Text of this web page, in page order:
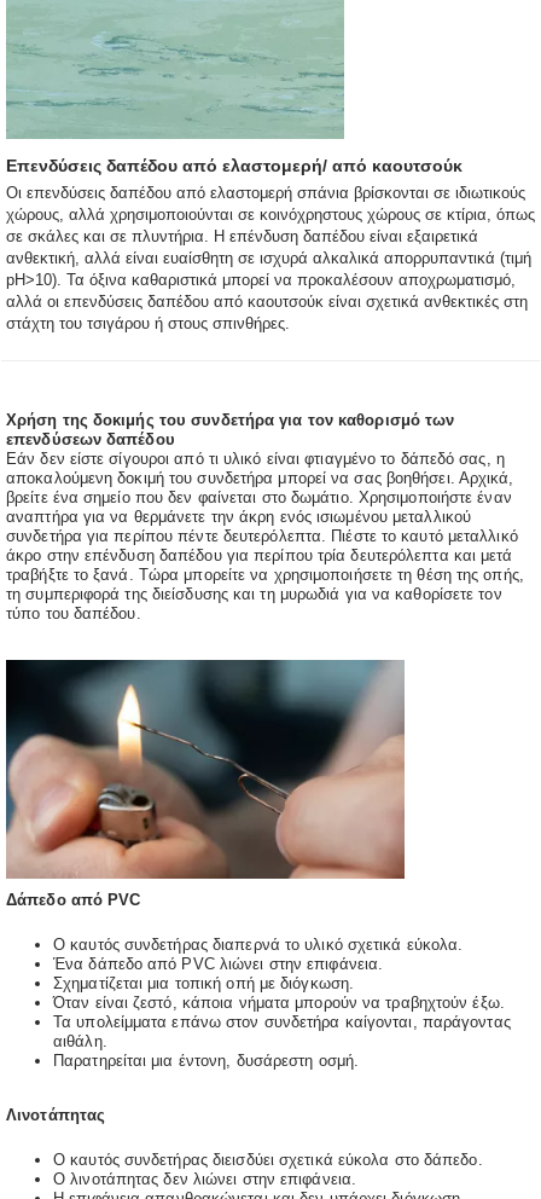
Επενδύσεις δαπέδου από ελαστομερή/ από καουτσούκ
Οι επενδύσεις δαπέδου από ελαστομερή σπάνια βρίσκονται σε ιδιωτικούς
χώρους, αλλά χρησιμοποιούνται σε κοινόχρηστους χώρους σε κτίρια, όπως
σε σκάλες και σε πλυντήρια. Η επένδυση δαπέδου είναι εξαιρετικά
ανθεκτική, αλλά είναι ευαίσθητη σε ισχυρά αλκαλικά απορρυπαντικά (τιμή
pH>10). Τα όξινα καθαριστικά μπορεί να προκαλέσουν αποχρωματισμό,
αλλά οι επενδύσεις δαπέδου από καουτσούκ είναι σχετικά ανθεκτικές στη
στάχτη του τσιγάρου ή στους σπινθήρες.
Χρήση της δοκιμής του συνδετήρα για τον καθορισμό των
επενδύσεων δαπέδου
Εάν δεν είστε σίγουροι από τι υλικό είναι φτιαγμένο το δάπεδό σας, η
αποκαλούμενη δοκιμή του συνδετήρα μπορεί να σας βοηθήσει. Αρχικά,
βρείτε ένα σημείο που δεν φαίνεται στο δωμάτιο. Χρησιμοποιήστε έναν
αναπτήρα για να θερμάνετε την άκρη ενός ισιωμένου μεταλλικού
συνδετήρα για περίπου πέντε δευτερόλεπτα. Πιέστε το καυτό μεταλλικό
άκρο στην επένδυση δαπέδου για περίπου τρία δευτερόλεπτα και μετά
τραβήξτε το ξανά. Τώρα μπορείτε να χρησιμοποιήσετε τη θέση της οπής,
τη συμπεριφορά της διείσδυσης και τη μυρωδιά για να καθορίσετε τον
τύπο του δαπέδου.
Δάπεδο από PVC
Ο καυτός συνδετήρας διαπερνά το υλικό σχετικά εύκολα.
Ένα δάπεδο από PVC λιώνει στην επιφάνεια.
Σχηματίζεται μια τοπική οπή με διόγκωση.
Όταν είναι ζεστό, κάποια νήματα μπορούν να τραβηχτούν έξω.
Τα υπολείμματα επάνω στον συνδετήρα καίγονται, παράγοντας
αιθάλη.
Παρατηρείται μια έντονη, δυσάρεστη οσμή.
Λινοτάπητας
Ο καυτός συνδετήρας διεισδύει σχετικά εύκολα στο δάπεδο.
Ο λινοτάπητας δεν λιώνει στην επιφάνεια.